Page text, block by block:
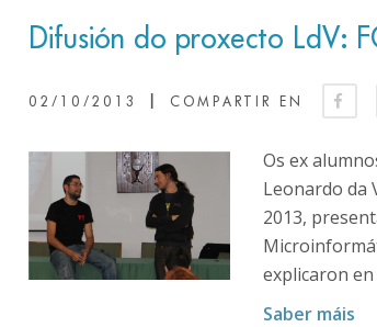
Difusión do proxecto LdV:
02/10/2013 COMPARTIR EN
Os ex
Leonardo da
2013,
explicaron en
Saber máis